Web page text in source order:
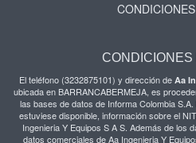
CONDICIONES
El teléfono (3232875101) y dirección de Aa
ubicada en BARRANCABERMEJA, es
las bases de datos de Informa Colombia
estuviese disponible, información sobre el
Ingenieria Y Equipos S A S. Además de los datos de empresa, podrá conocer los
datos comerciales de Aa Ingenieria Y